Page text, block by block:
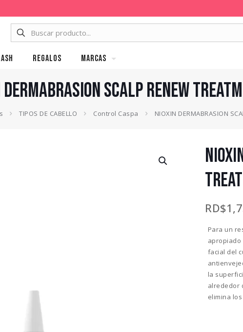
Regalos MARCAS
SCALP RENEW
TIPOS DE CABELLO Control Caspa NIOXIN DERMABRASION
RD$
Para un
apropiado
facial del
la
alrededor
elimina